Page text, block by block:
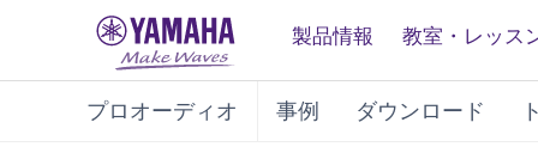
製品情報 教室・レッス
プロオーディオ 事例 ダウンロード